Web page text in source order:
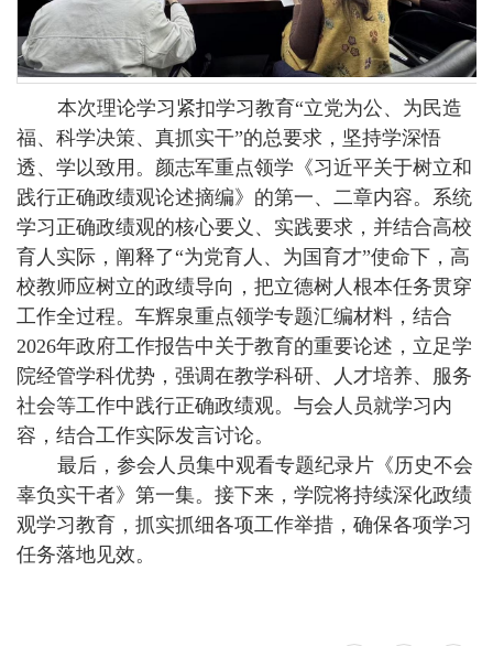
本次理论学习紧扣学习教育“立党为公、为民造
福、科学决策、真抓实干”的总要求，坚持学深悟
透、学以致用。颜志军重点领学《习近平关于树立和
践行正确政绩观论述摘编》的第一、二章内容。系统
学习正确政绩观的核心要义、实践要求，并结合高校
育人实际，阐释了“为党育人、为国育才”使命下，高
校教师应树立的政绩导向，把立德树人根本任务贯穿
工作全过程。车辉泉重点领学专题汇编材料，结合
2026年政府工作报告中关于教育的重要论述，立足学
院经管学科优势，强调在教学科研、人才培养、服务
社会等工作中践行正确政绩观。与会人员就学习内
容，结合工作实际发言讨论。
最后，参会人员集中观看专题纪录片《历史不会
辜负实干者》第一集。接下来，学院将持续深化政绩
观学习教育，抓实抓细各项工作举措，确保各项学习
任务落地见效。